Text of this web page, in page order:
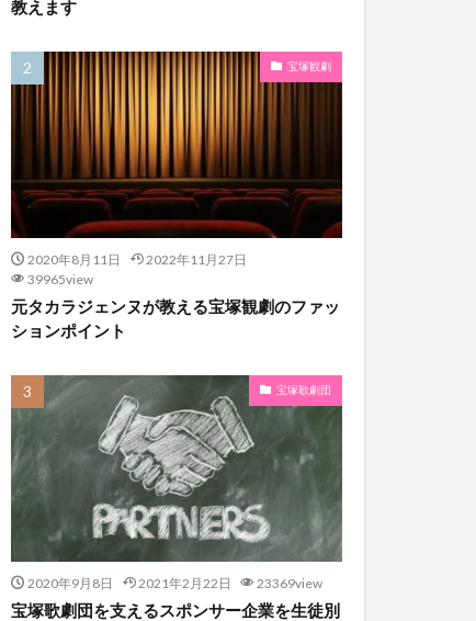
教えます
宝塚観劇
2020年8月11日
2022年11月27日
39965view
元タカラジェンヌが教える宝塚観劇のファッ
ションポイント
宝塚歌劇団
2020年9月8日 2021年2月22日 23369view
宝塚歌劇団を支えるスポンサー企業を生徒別